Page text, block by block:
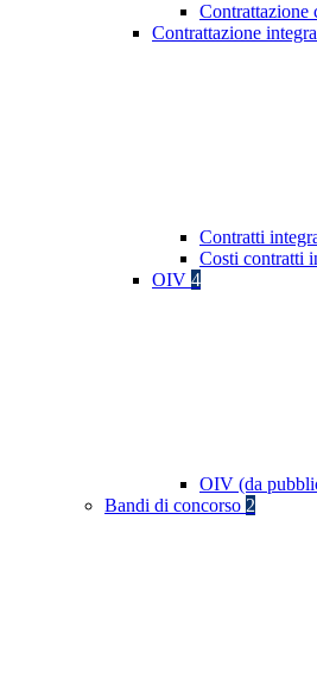
Contrattazione
Contrattazione
Contratti
Costi contratti
OIV 4
OIV (da
Bandi di concorso 2